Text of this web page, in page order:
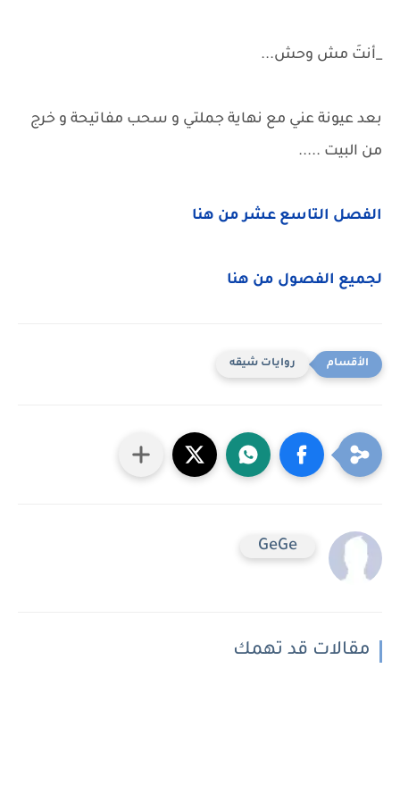
_أنتَ مش وحش...
بعد عيونة عني مع نهاية جملتي و سحب مفاتيحة و خرج
من البيت .....
الفصل التاسع عشر من هنا
لجميع الفصول من هنا
روايات شيقه
GeGe
مقالات قد تهمك